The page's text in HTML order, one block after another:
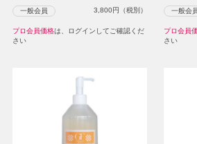
一般会員 3,800円（税別）
プロ会員価格は、ログインしてご確認くだ
さい
一般会
プロ会員
さい